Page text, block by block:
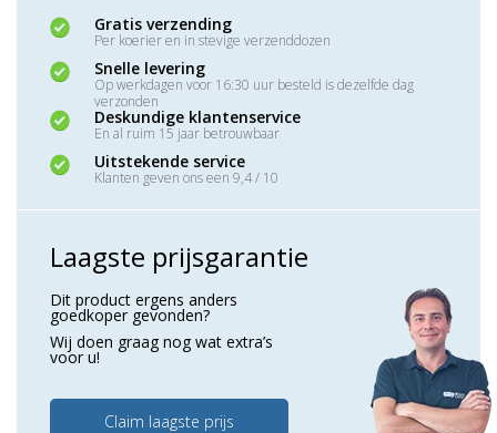
Gratis verzending
Per koerier en in stevige verzenddozen
Snelle levering
Op werkdagen voor 16:30 uur besteld is dezelfde dag
verzonden
Deskundige klantenservice
En al ruim 15 jaar betrouwbaar
Uitstekende service
Klanten geven ons een 9,4 / 10
Laagste prijsgarantie
Dit product ergens anders
goedkoper gevonden?
Wij doen graag nog wat extra’s
voor u!
Claim laagste prijs